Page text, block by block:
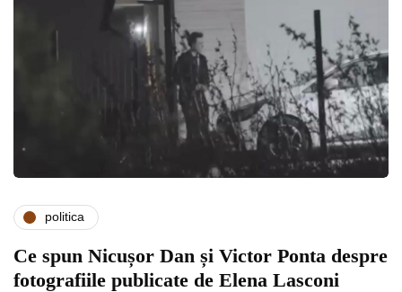
politica
Ce spun Nicușor Dan și Victor Ponta despre
fotografiile publicate de Elena Lasconi